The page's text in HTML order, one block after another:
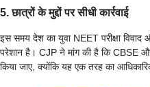
5. छात्रों के मुद्दों पर सीधी कार्रवाई
इस समय देश का युवा NEET परीक्षा विवाद
परेशान है। CJP ने मांग की है कि CBSE
किया जाए, क्योंकि यह एक तरह का